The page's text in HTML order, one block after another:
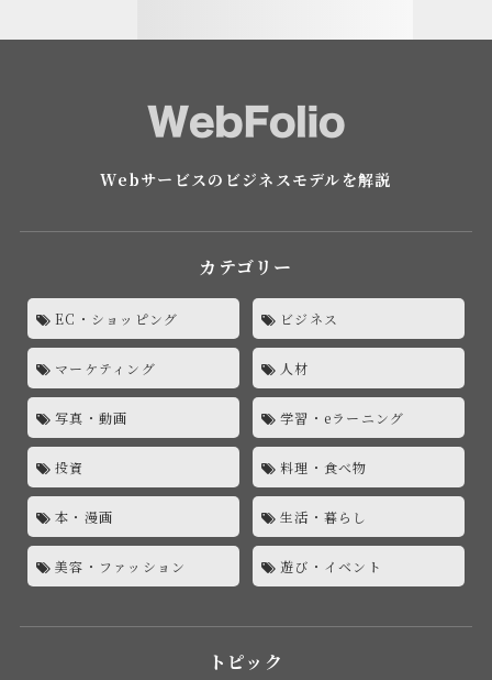
Webサービスのビジネスモデルを解説
カテゴリー
EC・ショッピング ビジネス
マーケティング 人材
写真・動画 学習・eラーニング
投資 料理・食べ物
本・漫画 生活・暮らし
美容・ファッション 遊び・イベント
トピック